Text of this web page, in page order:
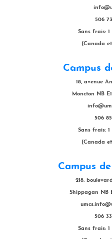
506
Sans frais: 1
(Canada
Campus
18, avenue
Moncton NB
506
Sans frais: 1
(Canada
Campus
218,
Shippagan NB
506
Sans frais: 1